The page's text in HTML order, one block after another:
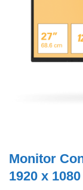
Monitor
1920 x